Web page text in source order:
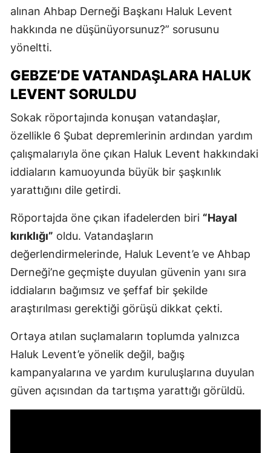
alınan Ahbap Derneği Başkanı Haluk Levent
hakkında ne düşünüyorsunuz?” sorusunu
yöneltti.
GEBZE’DE VATANDAŞLARA HALUK
LEVENT SORULDU
Sokak röportajında konuşan vatandaşlar,
özellikle 6 Şubat depremlerinin ardından yardım
çalışmalarıyla öne çıkan Haluk Levent hakkındaki
iddiaların kamuoyunda büyük bir şaşkınlık
yarattığını dile getirdi.
Röportajda öne çıkan ifadelerden biri “Hayal
kırıklığı” oldu. Vatandaşların
değerlendirmelerinde, Haluk Levent’e ve Ahbap
Derneği’ne geçmişte duyulan güvenin yanı sıra
iddiaların bağımsız ve şeffaf bir şekilde
araştırılması gerektiği görüşü dikkat çekti.
Ortaya atılan suçlamaların toplumda yalnızca
Haluk Levent’e yönelik değil, bağış
kampanyalarına ve yardım kuruluşlarına duyulan
güven açısından da tartışma yarattığı görüldü.